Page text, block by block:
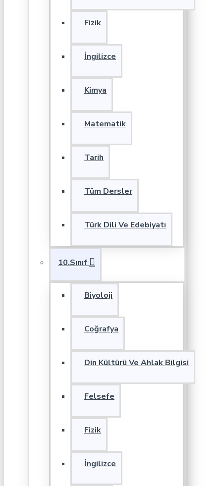
Fizik
İngilizce
Kimya
Matematik
Tarih
Tüm Dersler
Türk Dili Ve Edebiyatı
10.Sınıf
Biyoloji
Coğrafya
Din Kültürü Ve Ahlak Bilgisi
Felsefe
Fizik
İngilizce